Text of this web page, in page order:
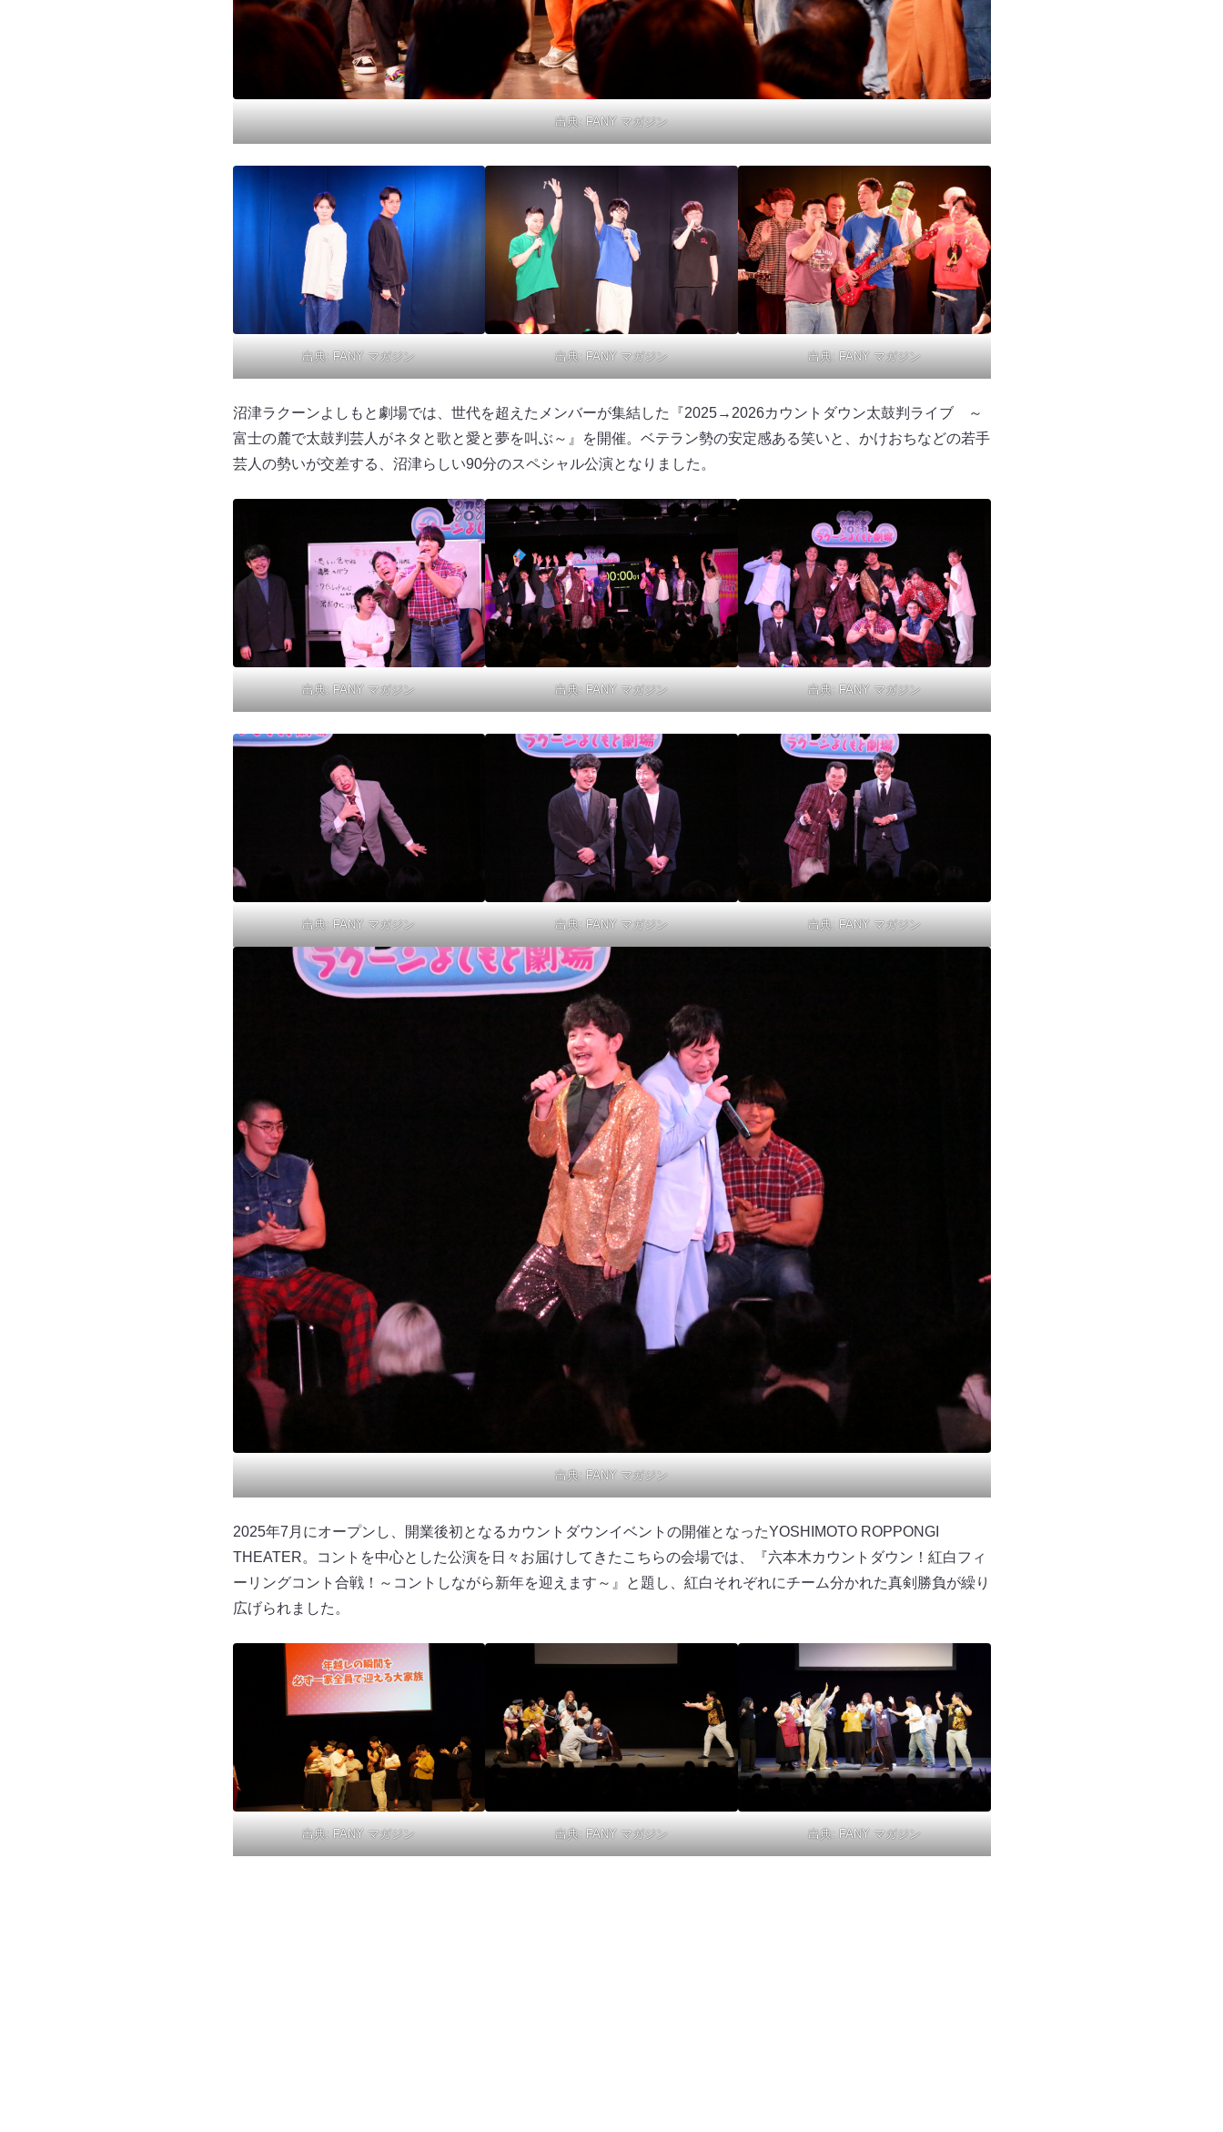
出典: FANY マガジン
出典: FANY マガジン 出典: FANY マガジン 出典: FANY マガジン
沼津ラクーンよしもと劇場では、世代を超えたメンバーが集結した『2025→2026カウントダウン太鼓判ライブ ～
富士の麓で太鼓判芸人がネタと歌と愛と夢を叫ぶ～』を開催。ベテラン勢の安定感ある笑いと、かけおちなどの若手
芸人の勢いが交差する、沼津らしい90分のスペシャル公演となりました。
出典: FANY マガジン 出典: FANY マガジン 出典: FANY マガジン
出典: FANY マガジン 出典: FANY マガジン 出典: FANY マガジン
出典: FANY マガジン
2025年7月にオープンし、開業後初となるカウントダウンイベントの開催となったYOSHIMOTO ROPPONGI
THEATER。コントを中心とした公演を日々お届けしてきたこちらの会場では、『六本木カウントダウン！紅白フィ
ーリングコント合戦！～コントしながら新年を迎えます～』と題し、紅白それぞれにチーム分かれた真剣勝負が繰り
広げられました。
出典: FANY マガジン 出典: FANY マガジン 出典: FANY マガジン